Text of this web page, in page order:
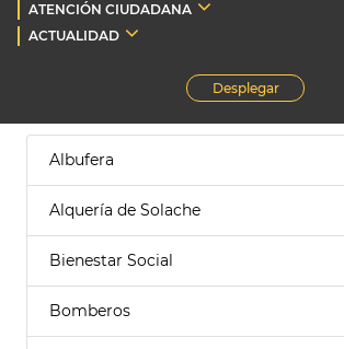
ATENCIÓN CIUDADANA
ACTUALIDAD
Desplegar
Albufera
Alquería de Solache
Bienestar Social
Bomberos